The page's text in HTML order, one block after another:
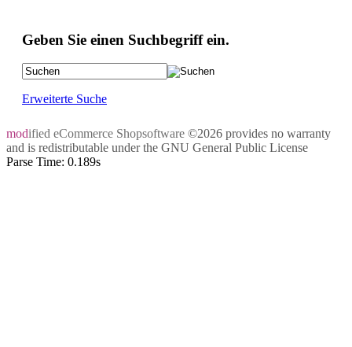
Geben Sie einen Suchbegriff ein.
Erweiterte Suche
modified eCommerce Shopsoftware ©2026 provides no warranty
and is redistributable under the GNU General Public License
Parse Time: 0.189s